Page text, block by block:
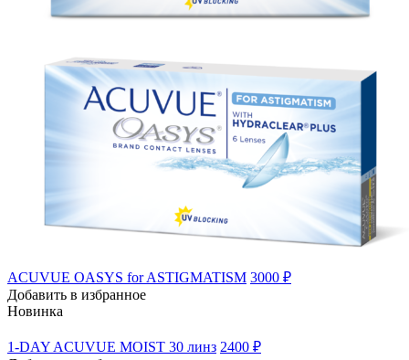
ACUVUE OASYS for ASTIGMATISM 3000 ₽
Добавить в избранное
Новинка
1-DAY ACUVUE MOIST 30 линз 2400 ₽